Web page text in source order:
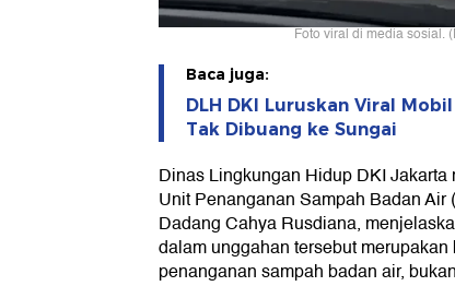
Foto viral di media sosial.
Baca juga:
DLH DKI Luruskan Viral
Tak Dibuang ke Sungai
Dinas Lingkungan Hidup DKI
Unit Penanganan Sampah Badan
Dadang Cahya Rusdiana,
dalam unggahan tersebut
penanganan sampah badan air,